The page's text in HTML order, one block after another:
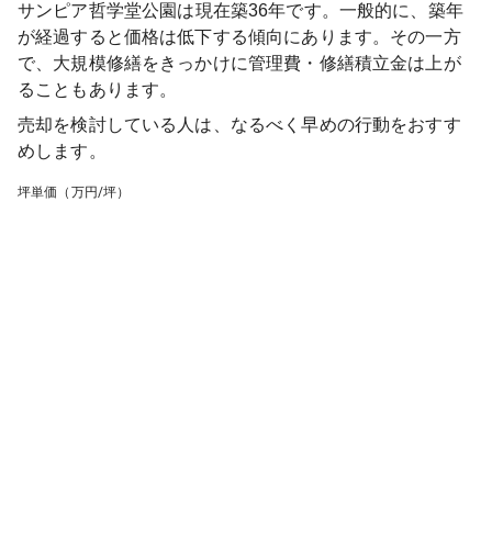
サンピア哲学堂公園 は現在築36年です。一般的に、築年
が経過すると価格は低下する傾向にあります。その一方
で、大規模修繕をきっかけに管理費・修繕積立金は上が
ることもあります。
売却を検討している人は、なるべく早めの行動をおすす
めします。
坪単価（万円/坪）